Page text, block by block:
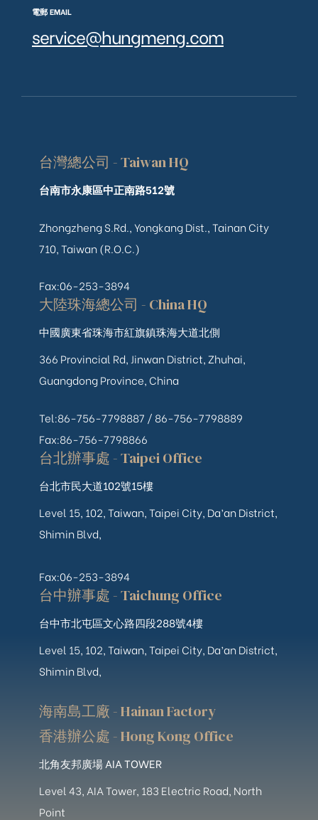
電郵 EMAIL
service@hungmeng.com
台灣總公司 - Taiwan HQ
台南市永康區中正南路512號
Zhongzheng S.Rd., Yongkang Dist., Tainan City
710, Taiwan (R.O.C.)
Fax:06-253-3894
大陸珠海總公司 - China HQ
中國廣東省珠海市紅旗鎮珠海大道北側
366 Provincial Rd, Jinwan District, Zhuhai,
Guangdong Province, China
Tel:86-756-7798887 / 86-756-7798889
Fax:86-756-7798866
台北辦事處 - Taipei Office
台北市民大道102號15樓
Level 15, 102, Taiwan, Taipei City, Da’an District,
Shimin Blvd,
Fax:06-253-3894
台中辦事處 - Taichung Office
台中市北屯區文心路四段288號4樓
Level 15, 102, Taiwan, Taipei City, Da’an District,
Shimin Blvd,
海南島工廠 - Hainan Factory
香港辦公處 - Hong Kong Office
北角友邦廣場 AIA TOWER
Level 43, AIA Tower, 183 Electric Road, North
Point